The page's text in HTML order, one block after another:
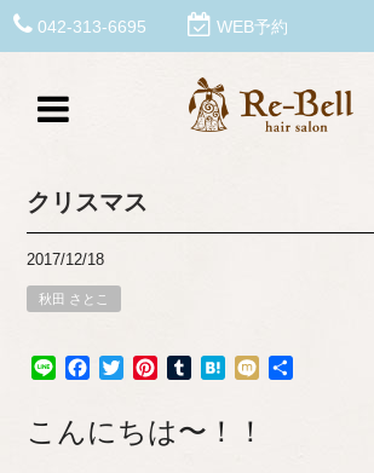
042-313-6695 WEB予約
クリスマス
2017/12/18
秋田 さとこ
Line Facebook
TwitterPinterestTumblrHatena
Mixi
こんにちは〜！！